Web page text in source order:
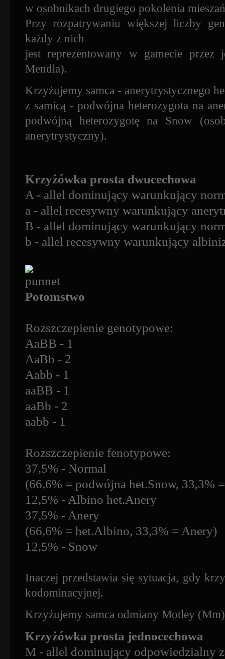
w osobnikach drugiego pokolenia
Przy rozpatrywaniu większej liczby
każdy z nich
jest reprezentowany w gamecie
Mendla).
Krzyżujemy samca - anerytrystycznego
z samicą - podwójna heterozygota na
podwójną heterozygotę na Snow
anerytrystyczny).
Krzyżówka prosta dwucechowa
A - allel dominujący warunkujący
a - allel recesywny warunkujący
B - allel dominujący warunkujący
b - allel recesywny warunkujący
Potomstwo
Rozszczepienie genotypowe:
AaBB - 1
AaBb - 2
Aabb - 1
aaBB - 1
aaBb - 2
aabb - 1
Rozszczepienie fenotypowe:
37,5% - Normal
(66,6% = podwójna het.Snow, 33,3%
12,5% - Albino het.Anery
37,5% - Anery
(66,6% = het.Albino, 33,3% = Anery)
12,5% - Snow
Inaczej przedstawia się sytuacja, gdy
kodominacyjnej.
Krzyżujemy samca odmiany Motley
Krzyżówka prosta jednocechowa
M - allel dominujący odpowiedzialny